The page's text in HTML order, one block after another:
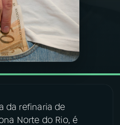
da refinaria de
Norte do Rio, é